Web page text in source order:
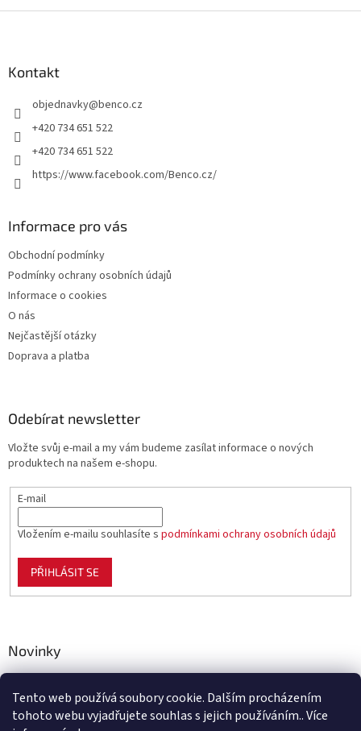
Tento web používá soubory cookie. Dalším procházením
tohoto webu vyjadřujete souhlas s jejich používáním.. Více
l
y
Kontakt
objednavky@benco.cz
+420 734 651 522
+420 734 651 522
https://www.facebook.com/Benco.cz/
Informace pro vás
Obchodní podmínky
Podmínky ochrany osobních údajů
Informace o cookies
O nás
Nejčastější otázky
Doprava a platba
Odebírat newsletter
Vložte svůj e-mail a my vám budeme zasílat informace o nových
produktech na našem e-shopu.
E-mail
Vložením e-mailu souhlasíte s podmínkami ochrany osobních údajů
PŘIHLÁSIT SE
Novinky
zahradu, chov i domácnost